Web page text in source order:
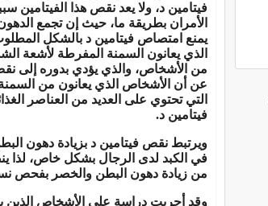
فيتامين د، ولا يعد نقص هذا الفيتامين
الأمران بطريقة ما، حيث إن تجمع
يمنع امتصاص فيتامين د بالشكل
الذي يعانون السمنة المفرطة لأشعة
من الأشخاص، والذي يؤدي بدوره إلى
عن أن الأشخاص الذي يعانون من السمنة
التي تحتوي على العديد من العناصر
فيتامين د.
ويرتبط نقص فيتامين د بزيادة دهون
في الكبد لدى الرجال بشكل خاص، لذا
من زيادة دهون البطن والخصر بفحص
وقد أجريت دراسة على الأشخاص الذين